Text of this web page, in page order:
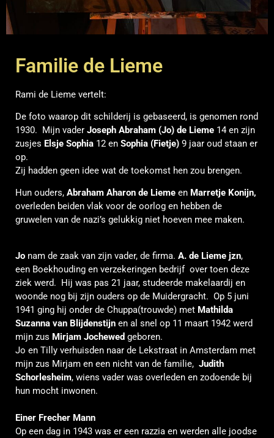
Familie de Lieme
Rami de Lieme vertelt:
De foto waarop dit schilderij is gebaseerd, is genomen rond
1930. Mijn vader Joseph Abraham (Jo) de Lieme 14 en zijn
zusjes Elsje Sophia 12 en Sophia (Fietje) 9 jaar oud staan er
op.
Zij hadden geen idee wat de toekomst hen zou brengen.
Hun ouders, Abraham Aharon de Lieme en Marretje Konijn,
overleden beiden vlak voor de oorlog en hebben de
gruwelen van de nazi’s gelukkig niet hoeven mee maken.
Jo nam de zaak van zijn vader, de firma. A. de Lieme jzn,
een Boekhouding en verzekeringen bedrijf over toen deze
ziek werd. Hij was pas 21 jaar, studeerde makelaardij en
woonde nog bij zijn ouders op de Muidergracht. Op 5 juni
1941 ging hij onder de Chuppa(trouwde) met Mathilda
Suzanna van Blijdenstijn en al snel op 11 maart 1942 werd
mijn zus Mirjam Jochewed geboren.
Jo en Tilly verhuisden naar de Lekstraat in Amsterdam met
mijn zus Mirjam en een nicht van de familie, Judith
Schorlesheim, wiens vader was overleden en zodoende bij
hun mocht inwonen.
Einer Frecher Mann
Op een dag in 1943 was er een razzia en werden alle joodse